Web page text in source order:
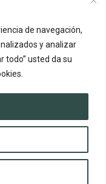
de navegación,
y analizar
todo” usted da su